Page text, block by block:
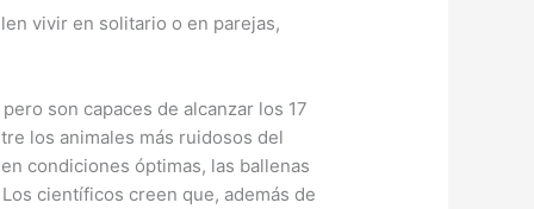
vivir en solitario o en parejas,
son capaces de alcanzar los 17
los animales más ruidosos del
condiciones óptimas, las ballenas
científicos creen que, además de